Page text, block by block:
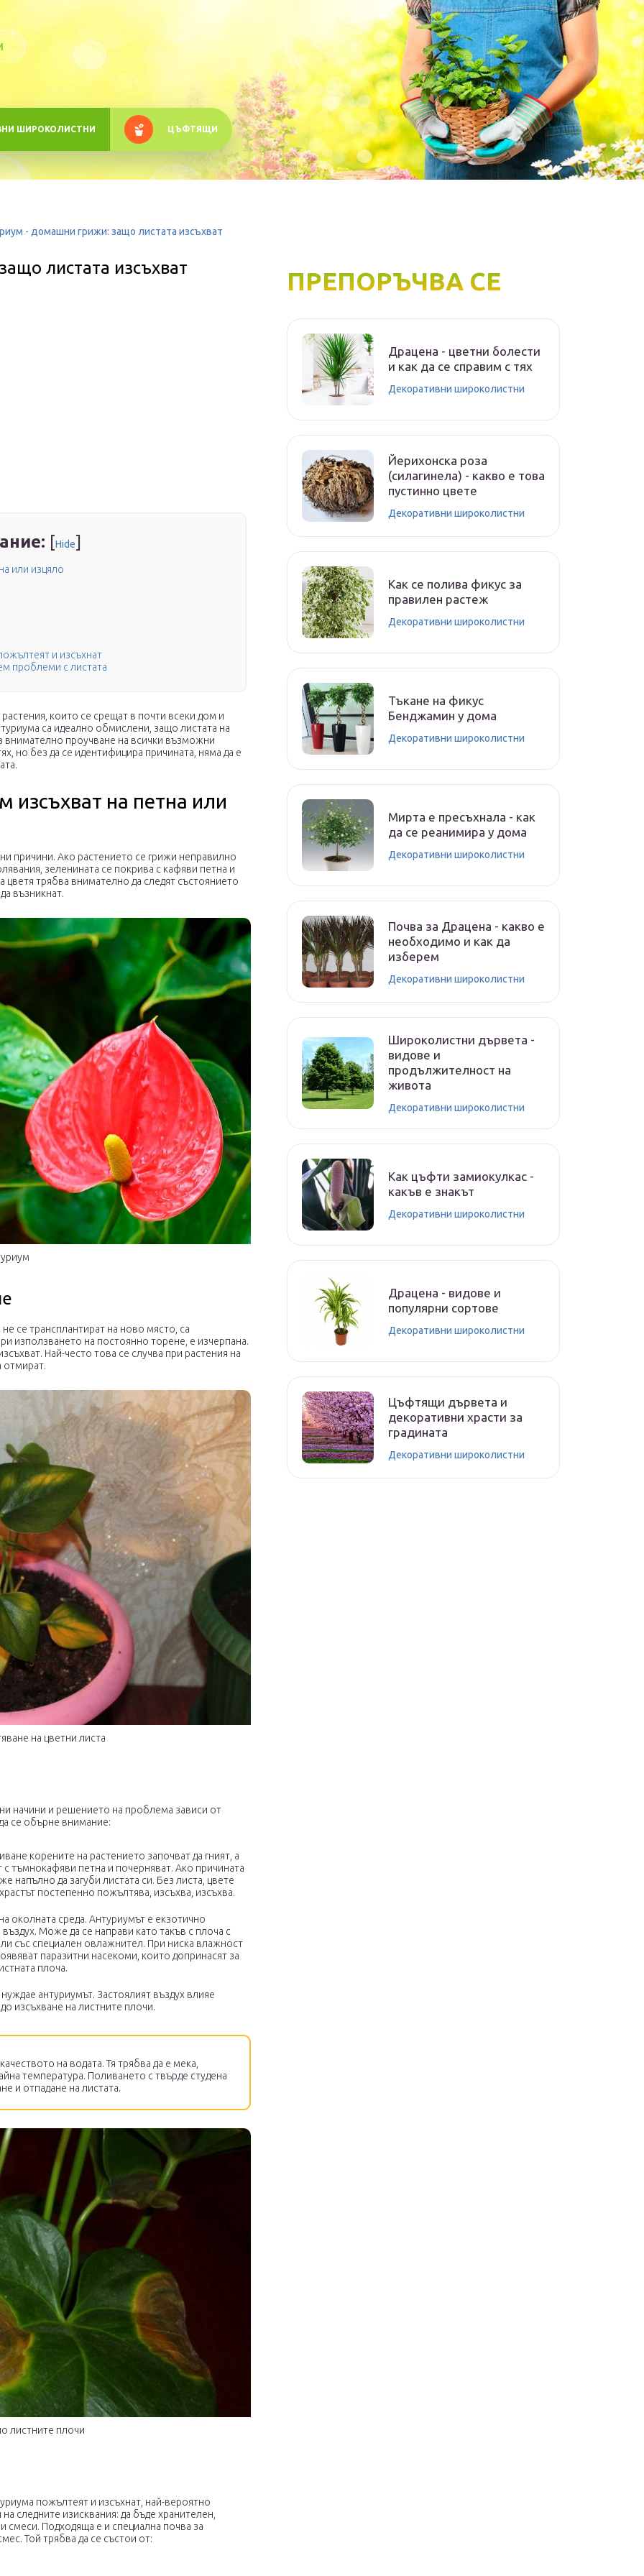
ШИРОКОЛИСТНИ ЦЪФТЯЩИ
- домашни грижи: защо листата изсъхват
листата изсъхват
[Hide]
или изцяло
и изсъхнат
проблеми с листата
които се срещат в почти всеки дом и
са идеално обмислени, защо листата на
внимателно проучване на всички възможни
но без да се идентифицира причината, няма да е
изсъхват на петна или
причини. Ако растението се грижи неправилно
зеленината се покрива с кафяви петна и
трябва внимателно да следят състоянието
възникнат.
се трансплантират на ново място, са
използването на постоянно торене, е изчерпана.
Най-често това се случва при растения на
отмират.
на цветни листа
начини и решението на проблема зависи от
се обърне внимание:
корените на растението започват да гният, а
с тъмнокафяви петна и почерняват. Ако причината
напълно да загуби листата си. Без листа, цвете
постепенно пожълтява, изсъхва, изсъхва.
околната среда. Антуриумът е екзотично
Може да се направи като такъв с плоча с
със специален овлажнител. При ниска влажност
паразитни насекоми, които допринасят за
плоча.
антуриумът. Застоялият въздух влияе
изсъхване на листните плочи.
на водата. Тя трябва да е мека,
температура. Поливането с твърде студена
и отпадане на листата.
листните плочи
пожълтеят и изсъхнат, най-вероятно
следните изисквания: да бъде хранителен,
смеси. Подходяща е и специална почва за
Той трябва да се състои от:
ПРЕПОРЪЧВА СЕ
Драцена - цветни болести
и как да се справим с тях
Декоративни широколистни
Йерихонска роза
(силагинела) - какво е това
пустинно цвете
Декоративни широколистни
Как се полива фикус за
правилен растеж
Декоративни широколистни
Тъкане на фикус
Бенджамин у дома
Декоративни широколистни
Мирта е пресъхнала - как
да се реанимира у дома
Декоративни широколистни
Почва за Драцена - какво е
необходимо и как да
изберем
Декоративни широколистни
Широколистни дървета -
видове и
продължителност на
живота
Декоративни широколистни
Как цъфти замиокулкас -
какъв е знакът
Декоративни широколистни
Драцена - видове и
популярни сортове
Декоративни широколистни
Цъфтящи дървета и
декоративни храсти за
градината
Декоративни широколистни